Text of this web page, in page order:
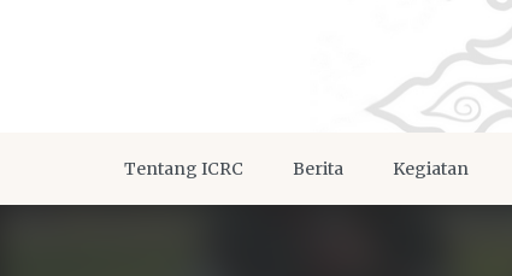
Tentang ICRC Berita Kegiatan